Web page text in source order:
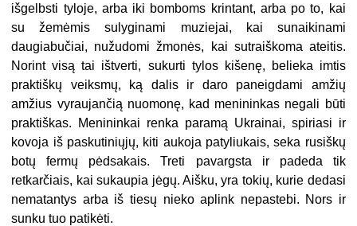
išgelbsti tyloje, arba iki bomboms krintant, arba po to, kai
su žemėmis sulyginami muziejai, kai sunaikinami
daugiabučiai, nužudomi žmonės, kai sutraiškoma ateitis.
Norint visą tai ištverti, sukurti tylos kišenę, belieka imtis
praktiškų veiksmų, ką dalis ir daro paneigdami amžių
amžius vyraujančią nuomonę, kad menininkas negali būti
praktiškas. Menininkai renka paramą Ukrainai, spiriasi ir
kovoja iš paskutiniųjų, kiti aukoja patyliukais, seka rusiškų
botų fermų pėdsakais. Treti pavargsta ir padeda tik
retkarčiais, kai sukaupia jėgų. Aišku, yra tokių, kurie dedasi
nematantys arba iš tiesų nieko aplink nepastebi. Nors ir
sunku tuo patikėti.